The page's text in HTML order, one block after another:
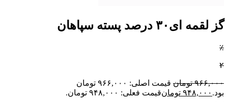
گز لقمه ای۳۰ درصد پسته سپاهان
٪
۲
۹۶۶,۰۰۰ تومان
قیمت اصلی: ۹۶۶,۰۰۰ تومان
بود. ۹۴۸,۰۰۰ تومانقیمت فعلی: ۹۴۸,۰۰۰ تومان.